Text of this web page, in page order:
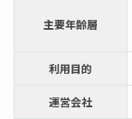
主要年齢層
利用目的
運営会社